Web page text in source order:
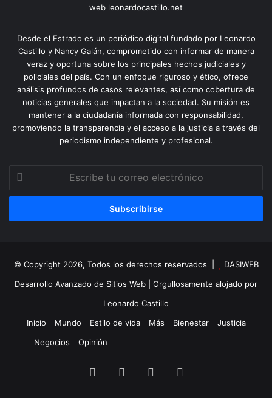
web leonardocastillo.net
Desde el Estrado es un periódico digital fundado por Leonardo
Castillo y Nancy Galán, comprometido con informar de manera
veraz y oportuna sobre los principales hechos judiciales y
policiales del país. Con un enfoque riguroso y ético, ofrece
análisis profundos de casos relevantes, así como cobertura de
noticias generales que impactan a la sociedad. Su misión es
mantener a la ciudadanía informada con responsabilidad,
promoviendo la transparencia y el acceso a la justicia a través del
periodismo independiente y profesional.
correo
© Copyright 2026, Todos los derechos reservados |
DASIWEB
Desarrollo Avanzado de Sitios Web | Orgullosamente alojado por
Leonardo Castillo
Inicio
Mundo Estilo de vida Más Bienestar
Justicia
Negocios
Opinión
Facebook YouTube